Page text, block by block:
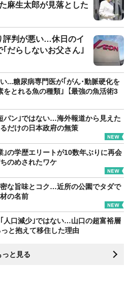
麻生太郎が見落とした
評判が悪い…休日のイ
だらしないお父さん｣
...糖尿病専門医が｢がん･動脈硬化を
をとれる魚の種類｣【最強の魚活術3
パン｣ではない…海外報道から見えた
だけの日本政府の無策
の学歴エリートが10数年ぶりに再会
のめされたワケ
な旨味とコク…近所の公園でタダで
の名前
人口減少｣ではない…山口の超富裕層
と抱えて移住した理由
っと見る